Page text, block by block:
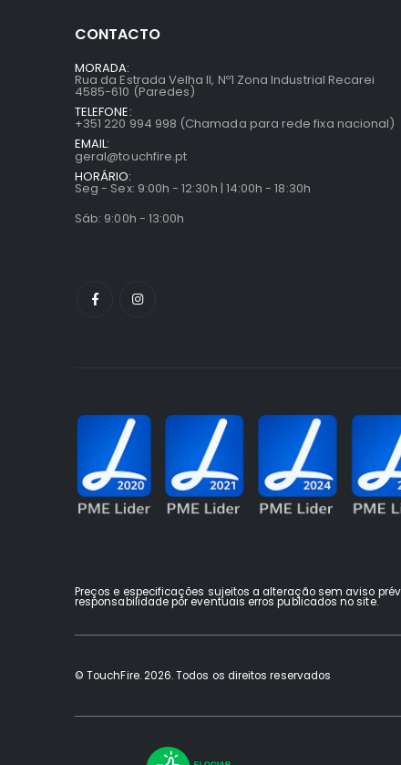
CONTACTO
MORADA:
Rua da Estrada Velha II, Nº1 Zona Industrial Recarei
4585-610 (Paredes)
TELEFONE:
+351 220 994 998 (Chamada para rede fixa nacional)
EMAIL:
geral@touchfire.pt
HORÁRIO:
Seg - Sex: 9:00h - 12:30h | 14:00h - 18:30h
Sáb: 9:00h - 13:00h
Preços e especificações sujeitos a alteração sem aviso
responsabilidade por eventuais erros publicados no site.
© TouchFire. 2026. Todos os direitos reservados